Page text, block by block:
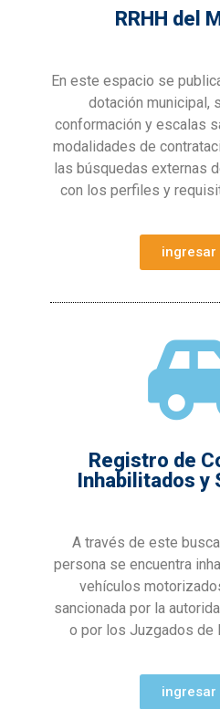
RRHH del
En este espacio se
dotación municipal,
conformación y escalas
modalidades de
las búsquedas externas
con los perfiles y
ingresar
Registro de
Inhabilitados y
A través de este
persona se encuentra
vehículos
sancionada por la
o por los Juzgados de
ingresar